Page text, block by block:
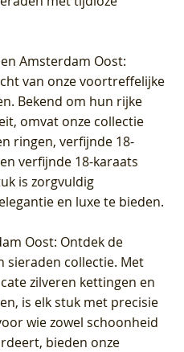
Amsterdam Oost:
van onze voortreffelijke
Bekend om hun rijke
omvat onze collectie
ringen, verfijnde 18-
verfijnde 18-karaats
is zorgvuldig
en luxe te bieden.
Oost: Ontdek de
sieraden collectie. Met
zilveren kettingen en
is elk stuk met precisie
wie zowel schoonheid
bieden onze